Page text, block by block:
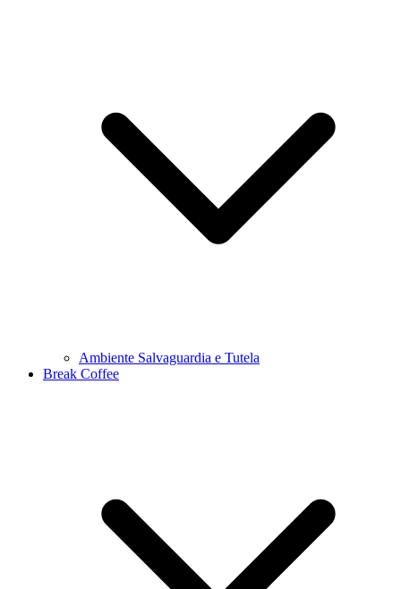
Ambiente Salvaguardia e Tutela
Break Coffee